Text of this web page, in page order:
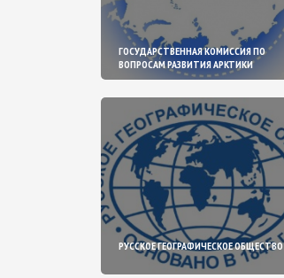
ГОСУДАРСТВЕННАЯ КОМИССИЯ ПО
ВОПРОСАМ РАЗВИТИЯ АРКТИКИ
РУССКОЕ ГЕОГРАФИЧЕСКОЕ ОБЩЕСТВО